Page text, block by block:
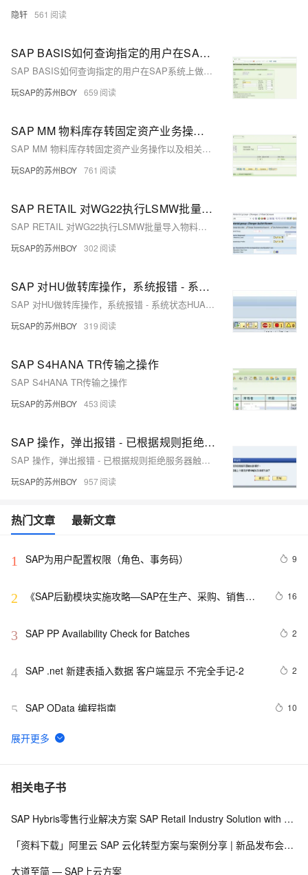
隐轩 561
SAP BASIS如何查询指定的用户在SAP系统上做了哪些操作？
SAP BASIS如何查询指定的用户在SAP系统上做了哪些操作？
玩SAP的苏州BOY 659
SAP MM 物料库存转固定资产业务操作以及相关财务凭证
SAP MM 物料库存转固定资产业务操作以及相关财务凭证
玩SAP的苏州BOY 761
SAP RETAIL 对WG22执行LSMW批量导入物料组描述信息时需要前台执行
SAP RETAIL 对WG22执行LSMW批量导入物料组描述信息时需要前台执行
玩SAP的苏州BOY 302
SAP 对HU做转库操作，系统报错 - 系统状态HUAS是活动的 - 分析
SAP 对HU做转库操作，系统报错 - 系统状态HUAS是活动的 - 分析
玩SAP的苏州BOY 319
SAP S4HANA TR传输之操作
SAP S4HANA TR传输之操作
玩SAP的苏州BOY 453
SAP 操作，弹出报错 - 已根据规则拒绝服务器触发的操作，是否要查看上个通讯步骤中触发的操作列表 -
SAP 操作，弹出报错 - 已根据规则拒绝服务器触发的操作，是否要查看上个通讯步骤中触发的操作列表 -
玩SAP的苏州BOY 957
热门文章 最新文章
1 SAP为用户配置权限（角色、事务码） 9
2
《SAP后勤模块实施攻略—SAP在生产、采购、销售、
16
3 SAP PP Availability Check for Batches 2
4 SAP .net 新建表插入数据 客户端显示 不完全手记-2 2
5 SAP OData 编程指南 10
6 SAP MM 计量单位EA的数量可以有小数点
7 [Step By Step]SAP HANA PAL多用户使用(单指数平滑法
8 SAP Netweaver 'SAPHostControl' Service Remote
6
相关电子书
SAP Hybris零售行业解决方案 SAP Retail Industry Solution with Hybris Portfolio
「资料下载」阿里云 SAP 云化转型方案与案例分享 | 新品发布会92期
大道至简 — SAP上云方案